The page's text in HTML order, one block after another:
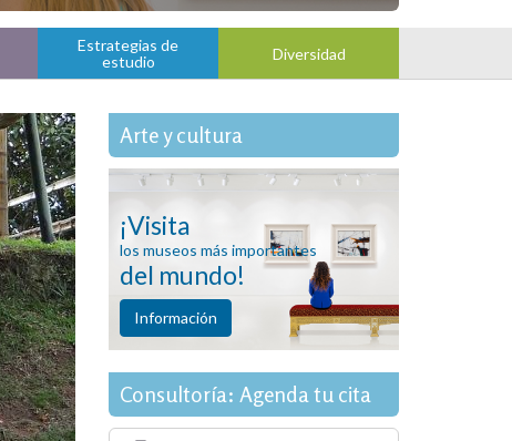
Estrategias de
estudio
Diversidad
Arte y cultura
¡Visita
los museos más importantes
del mundo!
Información
Consultoría: Agenda tu cita